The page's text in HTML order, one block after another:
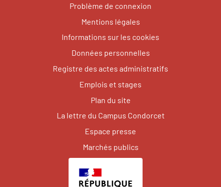
Problème de connexion
Mentions légales
Informations sur les cookies
Données personnelles
Registre des actes administratifs
Emplois et stages
Plan du site
La lettre du Campus Condorcet
Espace presse
Marchés publics